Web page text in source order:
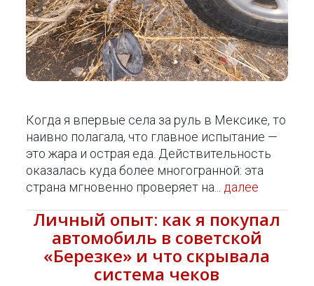
Когда я впервые села за руль в Мексике, то
наивно полагала, что главное испытание —
это жара и острая еда. Действительность
оказалась куда более многогранной: эта
страна мгновенно проверяет на... далее
Личный опыт: как я покупал
автомобиль в советской
«Березке» и что скрывала
система чеков